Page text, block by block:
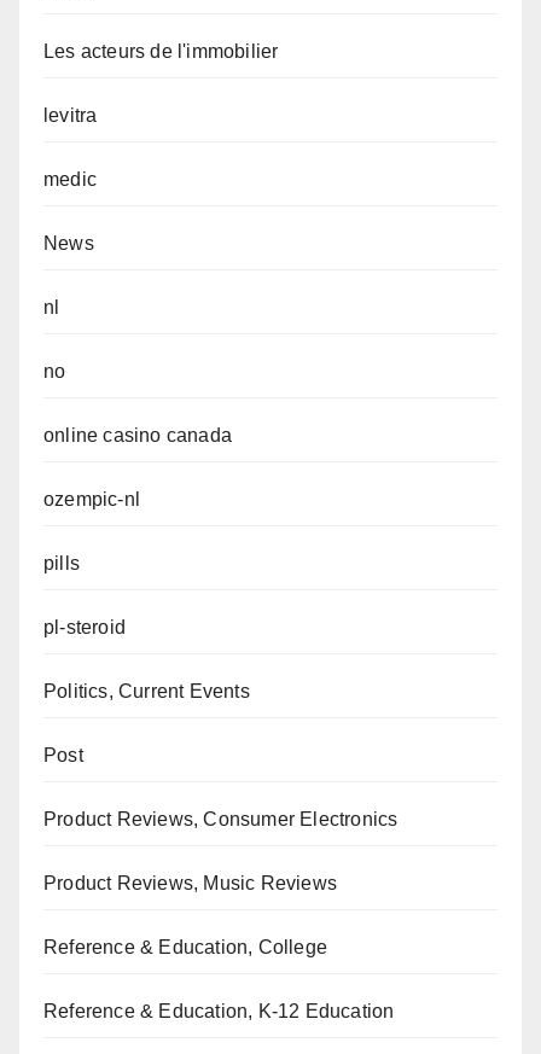
Les acteurs de l'immobilier
levitra
medic
News
nl
no
online casino canada
ozempic-nl
pills
pl-steroid
Politics, Current Events
Post
Product Reviews, Consumer Electronics
Product Reviews, Music Reviews
Reference & Education, College
Reference & Education, K-12 Education